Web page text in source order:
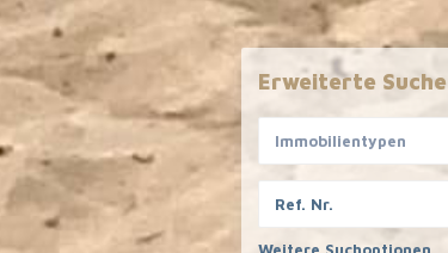
Erweiterte Suche
Immobilientypen